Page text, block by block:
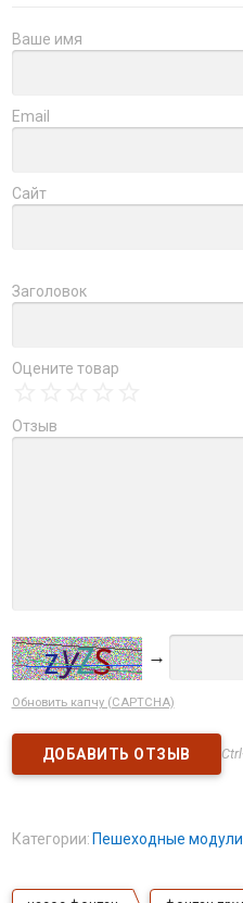
Ваше имя
Email
Сайт
Заголовок
Оцените товар
Отзыв
→
Обновить капчу (CAPTCHA)
Категории: Пешеходные модули